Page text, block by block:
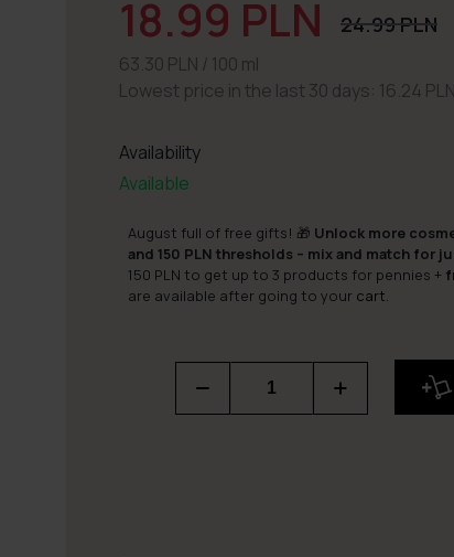
18.99 PLN 24.99 PLN
63.30 PLN / 100 ml
Lowest price in the last 30 days: 16.24 PLN
Availability
Available
August full of free gifts! 🎁 Unlock more
and 150 PLN thresholds – mix and match for
150 PLN to get up to 3 products for pennies +
are available after going to your cart.